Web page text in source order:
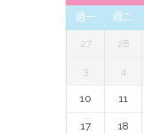
週一 週二
27 28
3 4
10 11
17 18